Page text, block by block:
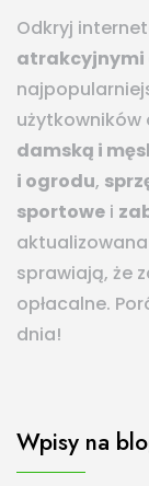
Odkryj
atrakcyjnymi
użytkowników
damską i
i ogrodu,
sportowe i
sprawiają, że
opłacalne.
dnia!
Wpisy na